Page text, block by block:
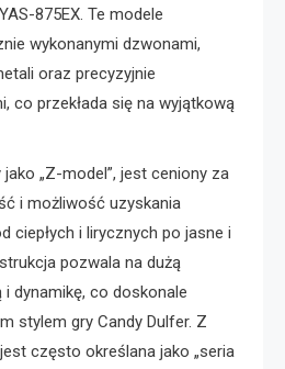
875EX. Te modele
wykonanymi dzwonami,
oraz precyzyjnie
co przekłada się na wyjątkową
„Z-model”, jest ceniony za
i możliwość uzyskania
ciepłych i lirycznych po jasne i
pozwala na dużą
dynamikę, co doskonale
stylem gry Candy Dulfer. Z
często określana jako „seria